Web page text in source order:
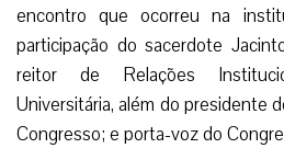
encontro que ocorreu na
participação do sacerdote
reitor de Relações
Universitária, além do presidente
Congresso; e porta-voz do